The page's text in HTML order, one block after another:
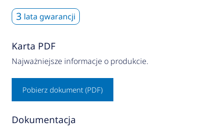
3 lata gwarancji
Karta PDF
Najważniejsze informacje o produkcie.
Pobierz dokument (PDF)
Dokumentacja